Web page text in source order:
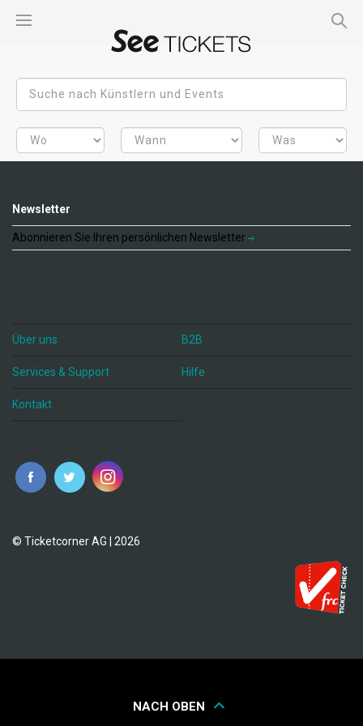
Newsletter
Abonnieren Sie Ihren persönlichen Newsletter
Über uns B2B
Services & Support Hilfe
Kontakt
© Ticketcorner AG | 2026
NACH OBEN